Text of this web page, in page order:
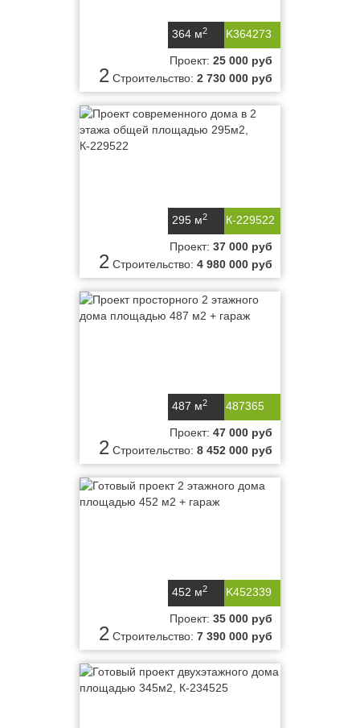
K364273
364 м2
2
Проект: 25 000 руб
Строительство: 2 730 000 руб
К-229522
295 м2
2
Проект: 37 000 руб
Строительство: 4 980 000 руб
487365
487 м2
2
Проект: 47 000 руб
Строительство: 8 452 000 руб
K452339
452 м2
2
Проект: 35 000 руб
Строительство: 7 390 000 руб